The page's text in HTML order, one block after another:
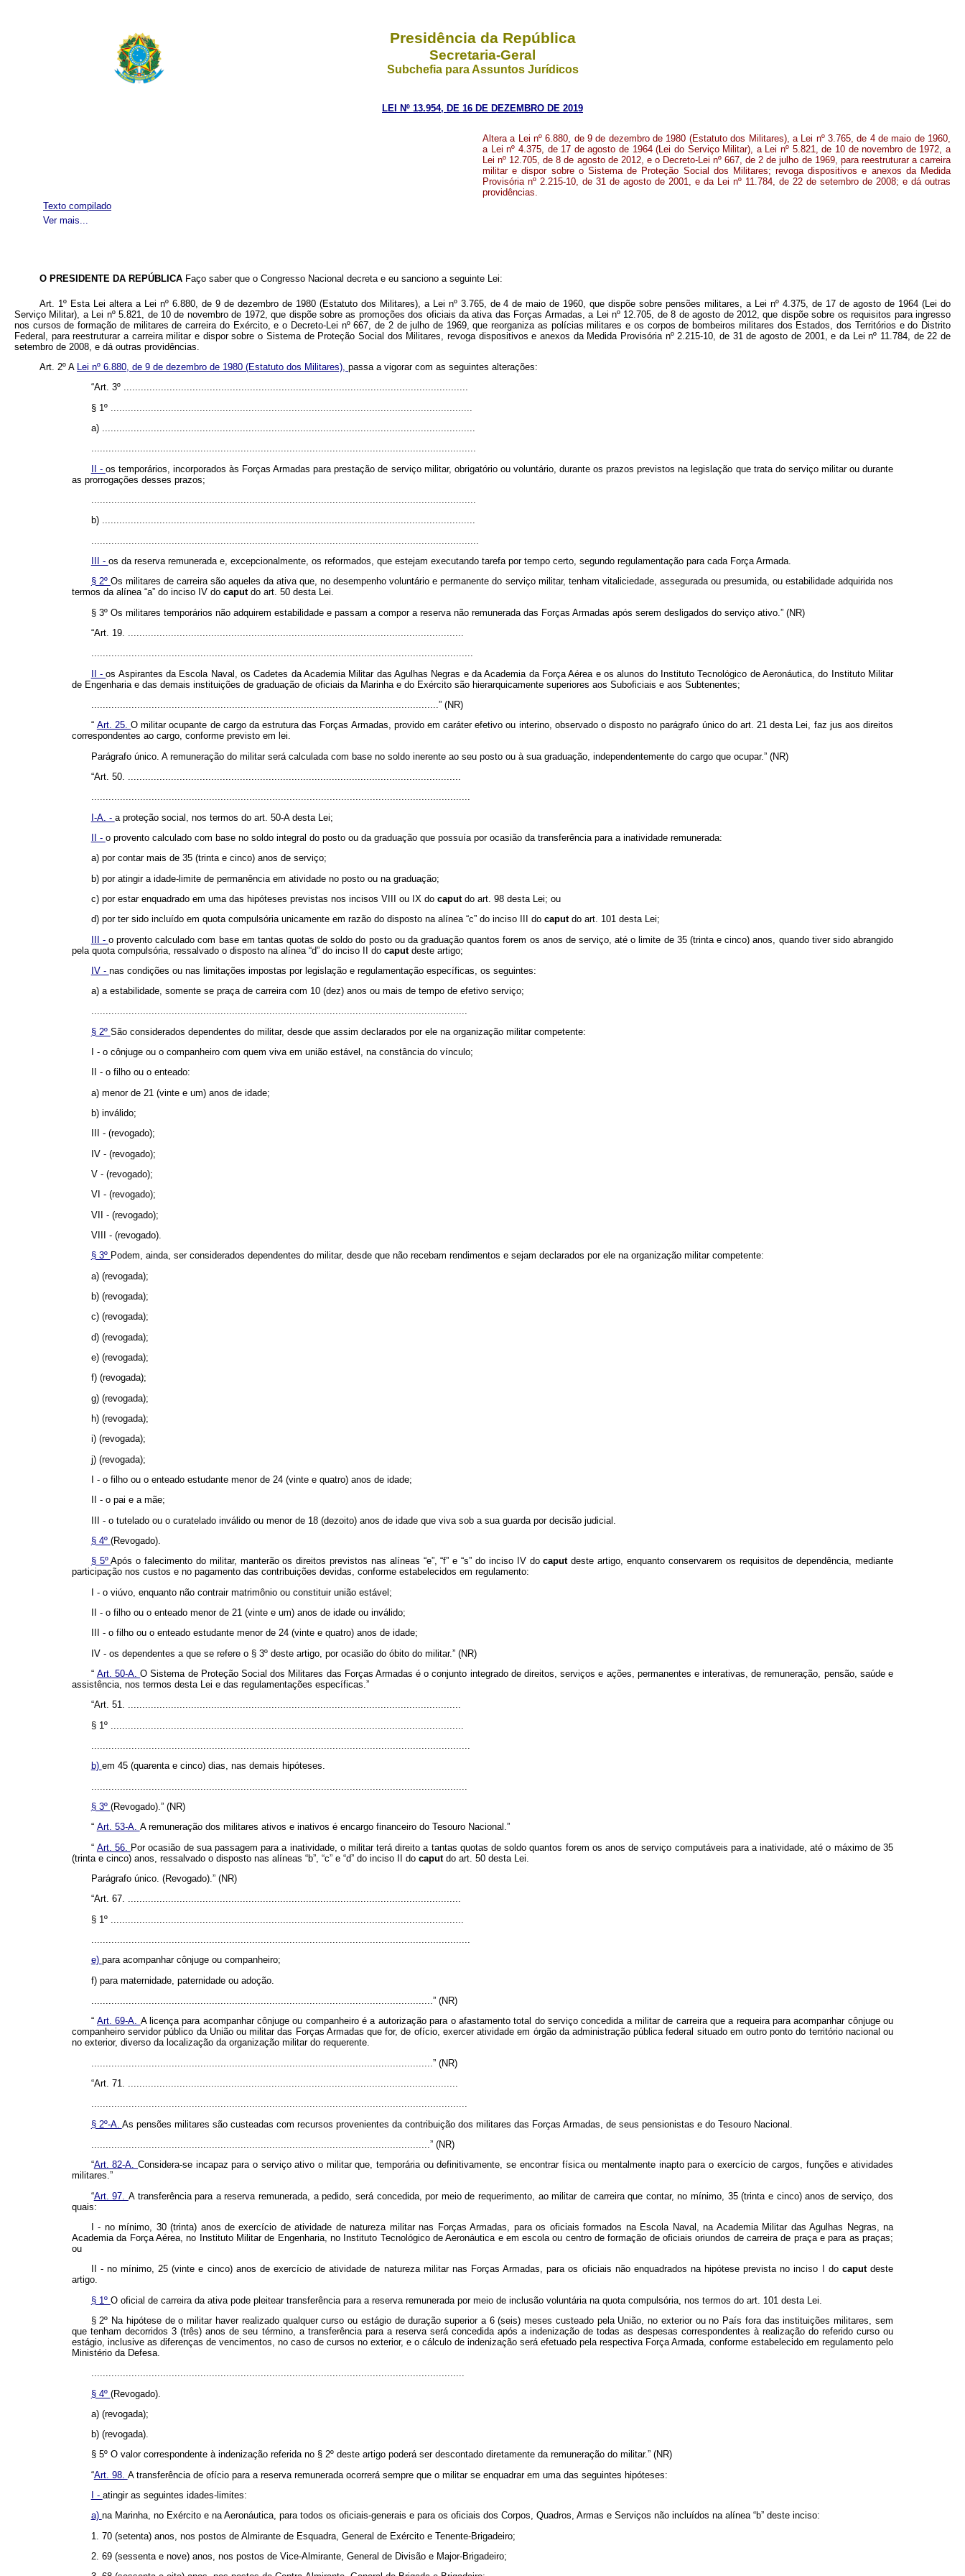
Presidência da República
Secretaria-Geral
Subchefia para Assuntos Jurídicos
LEI Nº 13.954, DE 16 DE DEZEMBRO DE 2019
Altera a Lei nº 6.880, de 9 de dezembro de 1980 (Estatuto dos Militares), a Lei nº 3.765, de 4 de maio de 1960,
a Lei nº 4.375, de 17 de agosto de 1964 (Lei do Serviço Militar), a Lei nº 5.821, de 10 de novembro de 1972, a
Lei nº 12.705, de 8 de agosto de 2012, e o Decreto-Lei nº 667, de 2 de julho de 1969, para reestruturar a carreira
militar e dispor sobre o Sistema de Proteção Social dos Militares; revoga dispositivos e anexos da Medida
Provisória nº 2.215-10, de 31 de agosto de 2001, e da Lei nº 11.784, de 22 de setembro de 2008; e dá outras
providências.
Ver mais...
Texto compilado
O PRESIDENTE DA REPÚBLICA Faço saber que o Congresso Nacional decreta e eu sanciono a seguinte Lei:
Art. 1º Esta Lei altera a Lei nº 6.880, de 9 de dezembro de 1980 (Estatuto dos Militares), a Lei nº 3.765, de 4 de maio de 1960, que dispõe sobre pensões militares, a Lei nº 4.375, de 17 de agosto de 1964 (Lei do
Serviço Militar), a Lei nº 5.821, de 10 de novembro de 1972, que dispõe sobre as promoções dos oficiais da ativa das Forças Armadas, a Lei nº 12.705, de 8 de agosto de 2012, que dispõe sobre os requisitos para ingresso
nos cursos de formação de militares de carreira do Exército, e o Decreto-Lei nº 667, de 2 de julho de 1969, que reorganiza as polícias militares e os corpos de bombeiros militares dos Estados, dos Territórios e do Distrito
Federal, para reestruturar a carreira militar e dispor sobre o Sistema de Proteção Social dos Militares, revoga dispositivos e anexos da Medida Provisória nº 2.215-10, de 31 de agosto de 2001, e da Lei nº 11.784, de 22 de
setembro de 2008, e dá outras providências.
Art. 2º A
Lei nº 6.880, de 9 de dezembro de 1980 (Estatuto dos Militares), passa a vigorar com as seguintes alterações:
“Art. 3º ........................................................................................................................
§ 1º ..............................................................................................................................
a) ..................................................................................................................................
......................................................................................................................................
II - os temporários, incorporados às Forças Armadas para prestação de serviço militar, obrigatório ou voluntário, durante os prazos previstos na legislação que trata do serviço militar ou durante
as prorrogações desses prazos;
b) ..................................................................................................................................
III - os da reserva remunerada e, excepcionalmente, os reformados, que estejam executando tarefa por tempo certo, segundo regulamentação para cada Força Armada.
§ 2º Os militares de carreira são aqueles da ativa que, no desempenho voluntário e permanente do serviço militar, tenham vitaliciedade, assegurada ou presumida, ou estabilidade adquirida nos
termos da alínea “a” do inciso IV do caput do art. 50 desta Lei.
§ 3º Os militares temporários não adquirem estabilidade e passam a compor a reserva não remunerada das Forças Armadas após serem desligados do serviço ativo.” (NR)
“Art. 19. .....................................................................................................................
.....................................................................................................................................
II -os Aspirantes da Escola Naval, os Cadetes da Academia Militar das Agulhas Negras e da Academia da Força Aérea e os alunos do Instituto Tecnológico de Aeronáutica, do Instituto Militar
de Engenharia e das demais instituições de graduação de oficiais da Marinha e do Exército são hierarquicamente superiores aos Suboficiais e aos Subtenentes;
.........................................................................................................................” (NR)
“ Art. 25.O militar ocupante de cargo da estrutura das Forças Armadas, provido em caráter efetivo ou interino, observado o disposto no parágrafo único do art. 21 desta Lei, faz jus aos direitos
correspondentes ao cargo, conforme previsto em lei.
Parágrafo único. A remuneração do militar será calculada com base no soldo inerente ao seu posto ou à sua graduação, independentemente do cargo que ocupar.” (NR)
“Art. 50. ....................................................................................................................
....................................................................................................................................
I-A. - a proteção social, nos termos do art. 50-A desta Lei;
II - o provento calculado com base no soldo integral do posto ou da graduação que possuía por ocasião da transferência para a inatividade remunerada:
a) por contar mais de 35 (trinta e cinco) anos de serviço;
b) por atingir a idade-limite de permanência em atividade no posto ou na graduação;
c) por estar enquadrado em uma das hipóteses previstas nos incisos VIII ou IX do caput do art. 98 desta Lei; ou
d) por ter sido incluído em quota compulsória unicamente em razão do disposto na alínea “c” do inciso III do caput do art. 101 desta Lei;
III - o provento calculado com base em tantas quotas de soldo do posto ou da graduação quantos forem os anos de serviço, até o limite de 35 (trinta e cinco) anos, quando tiver sido abrangido
pela quota compulsória, ressalvado o disposto na alínea “d” do inciso II do caput deste artigo;
IV - nas condições ou nas limitações impostas por legislação e regulamentação específicas, os seguintes:
a) a estabilidade, somente se praça de carreira com 10 (dez) anos ou mais de tempo de efetivo serviço;
...................................................................................................................................
§ 2º São considerados dependentes do militar, desde que assim declarados por ele na organização militar competente:
I - o cônjuge ou o companheiro com quem viva em união estável, na constância do vínculo;
II - o filho ou o enteado:
a) menor de 21 (vinte e um) anos de idade;
b) inválido;
III - (revogado);
IV - (revogado);
V - (revogado);
VI - (revogado);
VII - (revogado);
VIII - (revogado).
§ 3º Podem, ainda, ser considerados dependentes do militar, desde que não recebam rendimentos e sejam declarados por ele na organização militar competente:
a) (revogada);
b) (revogada);
c) (revogada);
d) (revogada);
e) (revogada);
f) (revogada);
g) (revogada);
h) (revogada);
i) (revogada);
j) (revogada);
I - o filho ou o enteado estudante menor de 24 (vinte e quatro) anos de idade;
II - o pai e a mãe;
III - o tutelado ou o curatelado inválido ou menor de 18 (dezoito) anos de idade que viva sob a sua guarda por decisão judicial.
§ 4º (Revogado).
§ 5ºApós o falecimento do militar, manterão os direitos previstos nas alíneas “e”, “f” e “s” do inciso IV docaputdeste artigo, enquanto conservarem os requisitos de dependência, mediante
participação nos custos e no pagamento das contribuições devidas, conforme estabelecidos em regulamento:
I - o viúvo, enquanto não contrair matrimônio ou constituir união estável;
II - o filho ou o enteado menor de 21 (vinte e um) anos de idade ou inválido;
III - o filho ou o enteado estudante menor de 24 (vinte e quatro) anos de idade;
IV - os dependentes a que se refere o § 3º deste artigo, por ocasião do óbito do militar.” (NR)
“ Art. 50-A.O Sistema de Proteção Social dos Militares das Forças Armadas é o conjunto integrado de direitos, serviços e ações, permanentes e interativas, de remuneração, pensão, saúde e
assistência, nos termos desta Lei e das regulamentações específicas.”
“Art. 51. ....................................................................................................................
§ 1º ...........................................................................................................................
b) em 45 (quarenta e cinco) dias, nas demais hipóteses.
§ 3º (Revogado).” (NR)
“ Art. 53-A. A remuneração dos militares ativos e inativos é encargo financeiro do Tesouro Nacional.”
“ Art. 56. Por ocasião de sua passagem para a inatividade, o militar terá direito a tantas quotas de soldo quantos forem os anos de serviço computáveis para a inatividade, até o máximo de 35
(trinta e cinco) anos, ressalvado o disposto nas alíneas “b”, “c” e “d” do inciso II do caput do art. 50 desta Lei.
Parágrafo único. (Revogado).” (NR)
“Art. 67. ....................................................................................................................
§ 1º ...........................................................................................................................
e) para acompanhar cônjuge ou companheiro;
f) para maternidade, paternidade ou adoção.
.......................................................................................................................” (NR)
“Art. 69-A. A licença para acompanhar cônjuge ou companheiro é a autorização para o afastamento total do serviço concedida a militar de carreira que a requeira para acompanhar cônjuge ou
companheiro servidor público da União ou militar das Forças Armadas que for, de ofício, exercer atividade em órgão da administração pública federal situado em outro ponto do território nacional ou
no exterior, diverso da localização da organização militar do requerente.
.......................................................................................................................” (NR)
“Art. 71. ...................................................................................................................
...................................................................................................................................
§ 2º-A. As pensões militares são custeadas com recursos provenientes da contribuição dos militares das Forças Armadas, de seus pensionistas e do Tesouro Nacional.
......................................................................................................................” (NR)
“Art. 82-A.Considera-se incapaz para o serviço ativo o militar que, temporária ou definitivamente, se encontrar física ou mentalmente inapto para o exercício de cargos, funções e atividades
militares.”
“Art. 97. A transferência para a reserva remunerada, a pedido, será concedida, por meio de requerimento, ao militar de carreira que contar, no mínimo, 35 (trinta e cinco) anos de serviço, dos
quais:
I - no mínimo, 30 (trinta) anos de exercício de atividade de natureza militar nas Forças Armadas, para os oficiais formados na Escola Naval, na Academia Militar das Agulhas Negras, na
Academia da Força Aérea, no Instituto Militar de Engenharia, no Instituto Tecnológico de Aeronáutica e em escola ou centro de formação de oficiais oriundos de carreira de praça e para as praças;
ou
II - no mínimo, 25 (vinte e cinco) anos de exercício de atividade de natureza militar nas Forças Armadas, para os oficiais não enquadrados na hipótese prevista no inciso I do caputdeste
artigo.
§ 1º O oficial de carreira da ativa pode pleitear transferência para a reserva remunerada por meio de inclusão voluntária na quota compulsória, nos termos do art. 101 desta Lei.
§ 2º Na hipótese de o militar haver realizado qualquer curso ou estágio de duração superior a 6 (seis) meses custeado pela União, no exterior ou no País fora das instituições militares, sem
que tenham decorridos 3 (três) anos de seu término, a transferência para a reserva será concedida após a indenização de todas as despesas correspondentes à realização do referido curso ou
estágio, inclusive as diferenças de vencimentos, no caso de cursos no exterior, e o cálculo de indenização será efetuado pela respectiva Força Armada, conforme estabelecido em regulamento pelo
Ministério da Defesa.
..................................................................................................................................
§ 4º (Revogado).
a) (revogada);
b) (revogada).
§ 5º O valor correspondente à indenização referida no § 2º deste artigo poderá ser descontado diretamente da remuneração do militar.” (NR)
“Art. 98. A transferência de ofício para a reserva remunerada ocorrerá sempre que o militar se enquadrar em uma das seguintes hipóteses:
I - atingir as seguintes idades-limites:
a) na Marinha, no Exército e na Aeronáutica, para todos os oficiais-generais e para os oficiais dos Corpos, Quadros, Armas e Serviços não incluídos na alínea “b” deste inciso:
1. 70 (setenta) anos, nos postos de Almirante de Esquadra, General de Exército e Tenente-Brigadeiro;
2. 69 (sessenta e nove) anos, nos postos de Vice-Almirante, General de Divisão e Major-Brigadeiro;